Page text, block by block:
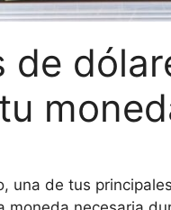
una de tus